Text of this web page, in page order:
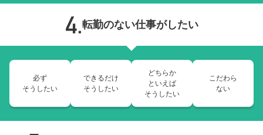
転勤のない仕事がしたい
必ず
そうしたい
できるだけ
そうしたい
どちらか
といえば
そうしたい
こだわら
ない